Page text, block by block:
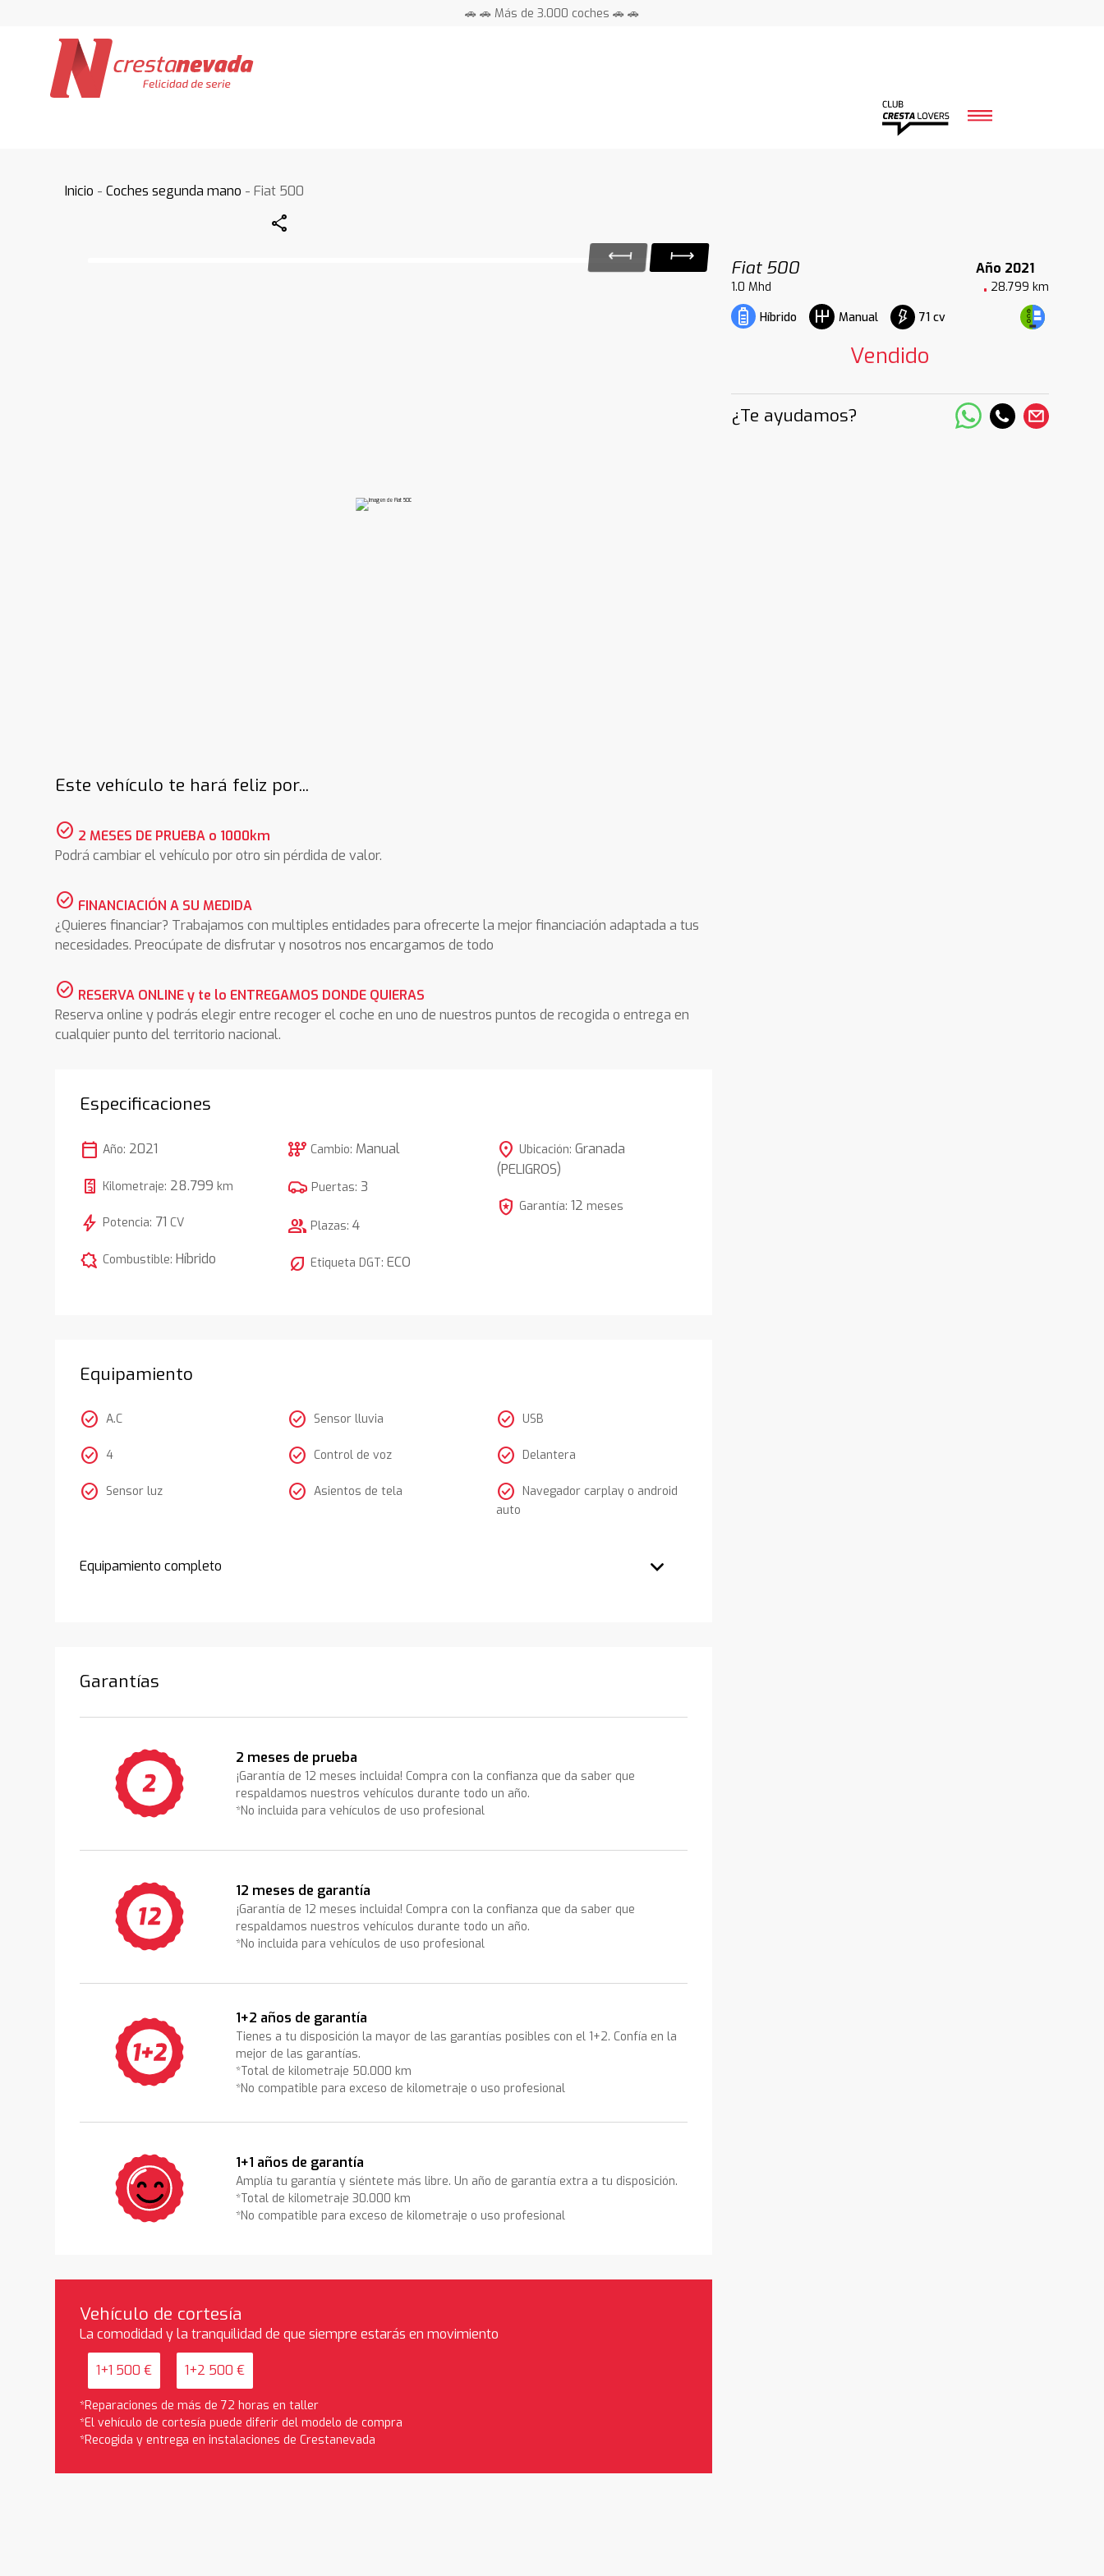
🚗 🚗 Más de 3.000 coches 🚗 🚗
Inicio -Coches segunda mano - Fiat 500
Share
Fiat 500
Año 2021
1.0 Mhd
28.799 km
Híbrido
Manual 71 cv
Vendido
¿Te ayudamos?
Este vehículo te hará feliz por...
check_circle 2 MESES DE PRUEBA o 1000km
Podrá cambiar el vehículo por otro sin pérdida de valor.
check_circle FINANCIACIÓN A SU MEDIDA
¿Quieres financiar? Trabajamos con multiples entidades para ofrecerte la mejor financiación adaptada a tus
necesidades. Preocúpate de disfrutar y nosotros nos encargamos de todo
check_circle RESERVA ONLINE y te lo ENTREGAMOS DONDE QUIERAS
Reserva online y podrás elegir entre recoger el coche en uno de nuestros puntos de recogida o entrega en
cualquier punto del territorio nacional.
Especificaciones
calendar_today Año: 2021
Kilometraje: 28.799 km
bolt Potencia: 71 CV
comic_bubble Combustible:Híbrido
auto_transmission Cambio: Manual
Puertas:3
group Plazas:4
nest_eco_leaf Etiqueta DGT:ECO
location_on Ubicación: Granada
(PELIGROS)
local_police Garantía: 12 meses
Equipamiento
check_circle A.C
check_circle 4
check_circle Sensor luz
check_circle Sensor lluvia
check_circle Control de voz
check_circle Asientos de tela
check_circle USB
check_circle Delantera
check_circle Navegador carplay o android
auto
Equipamiento completo
Garantías
2 meses de prueba
¡Garantía de 12 meses incluida! Compra con la confianza que da saber que
respaldamos nuestros vehículos durante todo un año.
*No incluida para vehículos de uso profesional
12 meses de garantía
¡Garantía de 12 meses incluida! Compra con la confianza que da saber que
respaldamos nuestros vehículos durante todo un año.
*No incluida para vehículos de uso profesional
1+2 años de garantía
Tienes a tu disposición la mayor de las garantías posibles con el 1+2. Confía en la
mejor de las garantías.
*Total de kilometraje 50.000 km
*No compatible para exceso de kilometraje o uso profesional
1+1 años de garantía
Amplía tu garantía y siéntete más libre. Un año de garantía extra a tu disposición.
*Total de kilometraje 30.000 km
*No compatible para exceso de kilometraje o uso profesional
Vehículo de cortesía
La comodidad y la tranquilidad de que siempre estarás en movimiento
1+1 500 € 1+2 500 €
*Reparaciones de más de 72 horas en taller
*El vehículo de cortesía puede diferir del modelo de compra
*Recogida y entrega en instalaciones de Crestanevada